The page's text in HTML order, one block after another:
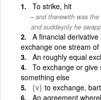
To strike, hit
and therewith was
and suddeynly he
A financial
exchange one stream
An roughly equal
To exchange or
something else
{v} to exchange,
An agreement